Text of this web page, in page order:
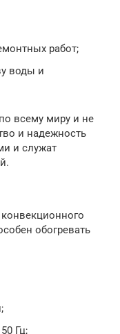
работ;
воды и
всему миру и не
и надежность
и служат
обогревать
Гц;